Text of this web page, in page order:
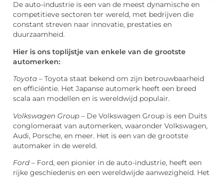
De auto-industrie is een van de meest dynamische en
competitieve sectoren ter wereld, met bedrijven die
constant streven naar innovatie, prestaties en
duurzaamheid.
Hier is ons toplijstje van enkele van de grootste
automerken:
Toyota – Toyota staat bekend om zijn betrouwbaarheid
en efficiëntie. Het Japanse automerk heeft een breed
scala aan modellen en is wereldwijd populair.
Volkswagen Group – De Volkswagen Group is een Duits
conglomeraat van automerken, waaronder Volkswagen,
Audi, Porsche, en meer. Het is een van de grootste
automaker in de wereld.
Ford– Ford, een pionier in de auto-industrie, heeft een
rijke geschiedenis en een wereldwijde aanwezigheid. Het